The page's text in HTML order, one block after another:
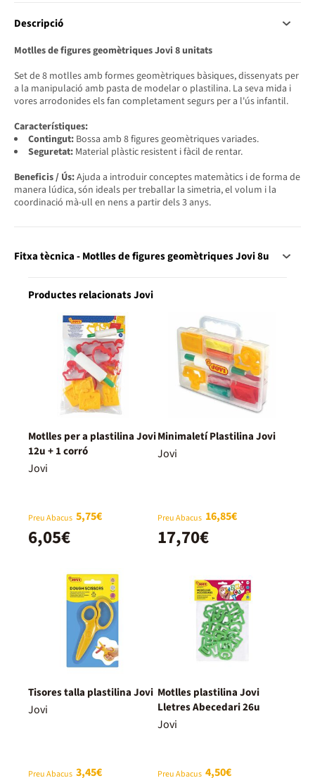
Descripció
Motlles de figures geomètriques Jovi 8 unitats
Set de 8 motlles amb formes geomètriques bàsiques, dissenyats per
a la manipulació amb pasta de modelar o plastilina. La seva mida i
vores arrodonides els fan completament segurs per a l'ús infantil.
Característiques:
Contingut: Bossa amb 8 figures geomètriques variades.
Seguretat: Material plàstic resistent i fàcil de rentar.
Beneficis / Ús:Ajuda a introduir conceptes matemàtics i de forma de
manera lúdica, són ideals per treballar la simetria, el volum i la
coordinació mà-ull en nens a partir dels 3 anys.
Fitxa tècnica - Motlles de figures geomètriques Jovi 8u
Productes relacionats Jovi
Motlles per a plastilina Jovi
12u + 1 corró
Jovi
Preu Abacus 5,75€
6,05€
Minimaletí Plastilina Jovi
Jovi
Preu Abacus 16,85€
17,70€
Tisores talla plastilina Jovi
Jovi
Preu Abacus 3,45€
Motlles plastilina Jovi
Lletres Abecedari 26u
Jovi
Preu Abacus 4,50€